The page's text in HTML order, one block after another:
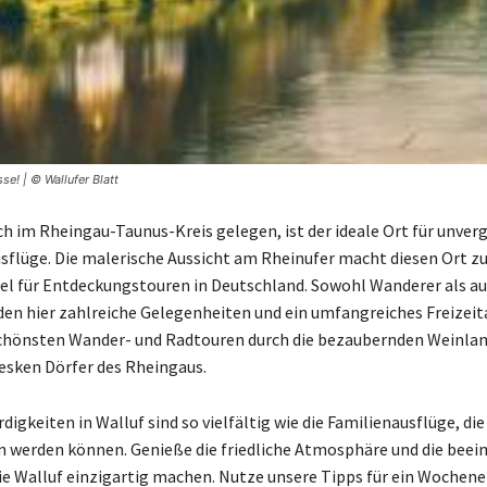
| © Wallufer Blatt
im Rheingau-Taunus-Kreis gelegen, ist der ideale Ort für
Die malerische Aussicht am Rheinufer macht diesen Ort
für Entdeckungstouren in Deutschland. Sowohl Wanderer als
hier zahlreiche Gelegenheiten und ein umfangreiches
Wander- und Radtouren durch die bezaubernden
Dörfer des Rheingaus.
in Walluf sind so vielfältig wie die Familienausflüge,
können. Genieße die friedliche Atmosphäre und die
Walluf einzigartig machen. Nutze unsere Tipps für ein